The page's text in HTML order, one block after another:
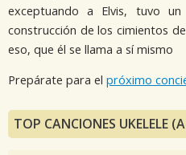
exceptuando a Elvis, tuvo
construcción de los cimientos
eso, que él se llama a sí mismo
Prepárate para el próximo
TOP CANCIONES UKELELE